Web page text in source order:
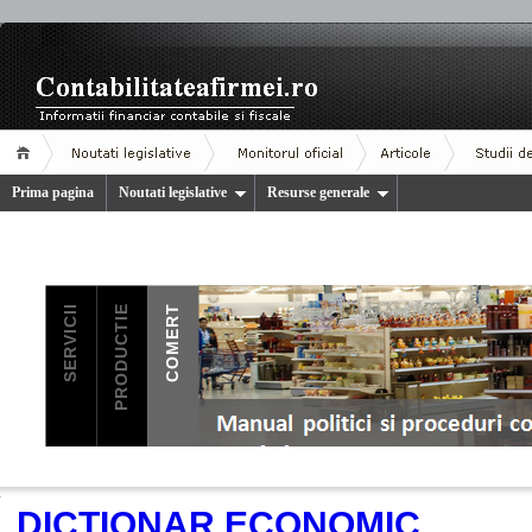
Prima pagina Noutati legislative Resurse generale